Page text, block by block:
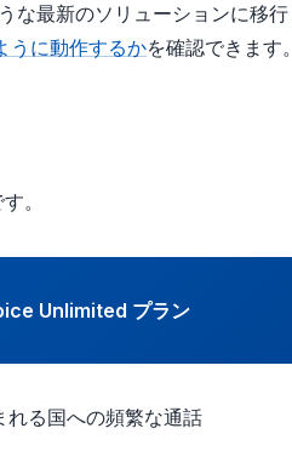
な最新のソリューションに移行
うに動作するかを確認できます。
。
Unlimited プラン
れる国への頻繁な通話